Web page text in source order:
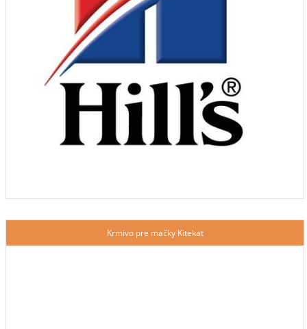
Krmivo pre mačky Kitekat